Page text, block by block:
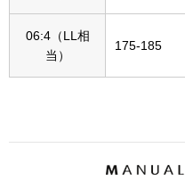
06:4（LL相
当）
175-185